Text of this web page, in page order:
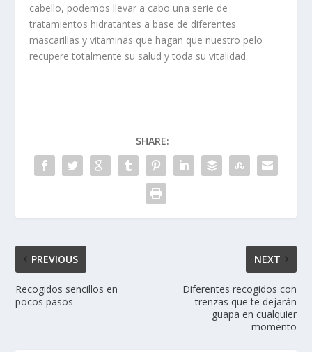
cabello, podemos llevar a cabo una serie de
tratamientos hidratantes a base de diferentes
mascarillas y vitaminas que hagan que nuestro pelo
recupere totalmente su salud y toda su vitalidad.
SHARE:
PREVIOUS
Recogidos sencillos en
pocos pasos
NEXT
Diferentes recogidos con
trenzas que te dejarán
guapa en cualquier
momento